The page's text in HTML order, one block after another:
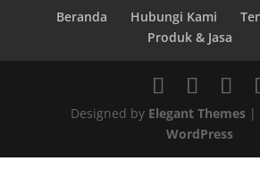
Beranda Hubungi Kami
Produk & Jasa
Designed by Elegant Themes|
WordPress